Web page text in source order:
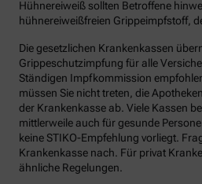
Hühnereiweiß sollten Betroffene
hühnereiweißfreien Grippeimpfstoff,
Die gesetzlichen Krankenkassen
Grippeschutzimpfung für alle
Ständigen Impfkommission
müssen Sie nicht treten, die
der Krankenkasse ab. Viele Kassen
mittlerweile auch für gesunde
keine STIKO-Empfehlung vorliegt.
Krankenkasse nach. Für privat
ähnliche Regelungen.